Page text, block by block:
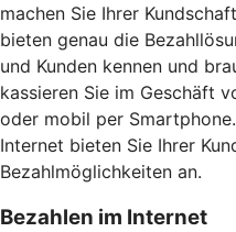
machen Sie Ihrer
bieten genau die
und Kunden kennen und
kassieren Sie im Geschäft
oder mobil per
Internet bieten Sie Ihrer
Bezahlmöglichkeiten an.
Bezahlen im Internet